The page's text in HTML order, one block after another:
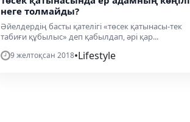
неге толмайды?
Әйелдердің басты қателігі «төсек қатынасы-тек
табиғи құбылыс» деп қабылдап, әрі қар...
9 желтоқсан 2018•Lifestyle